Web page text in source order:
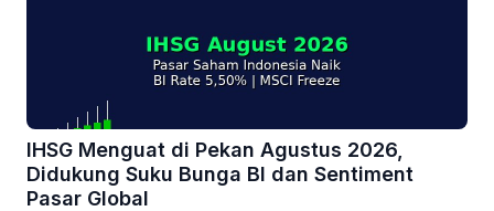
IHSG Menguat di Pekan Agustus 2026,
Didukung Suku Bunga BI dan Sentiment
Pasar Global